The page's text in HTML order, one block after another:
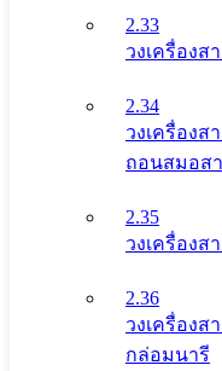
2.33
วงเครื่องส
2.34
วงเครื่องส
ถอนสมอส
2.35
วงเครื่องส
2.36
วงเครื่องส
กล่อมนารี